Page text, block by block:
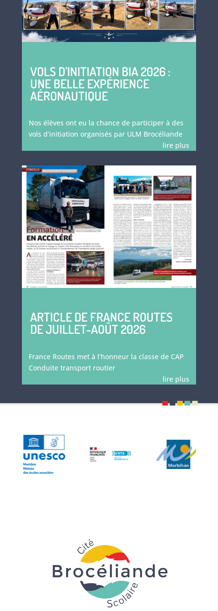
VOLS D’INITIATION BIA 2026 :
UNE BELLE EXPÉRIENCE
AÉRONAUTIQUE
Nos élèves ont eu la chance de participer à des
vols d’initiation organisés par ULM Brocéliande
lire plus
ARTICLE DE FRANCE ROUTES
DE JUILLET-AOÛT 2026
France Routes met à l’honneur la classe de CAP
Conduite transport routier
lire plus